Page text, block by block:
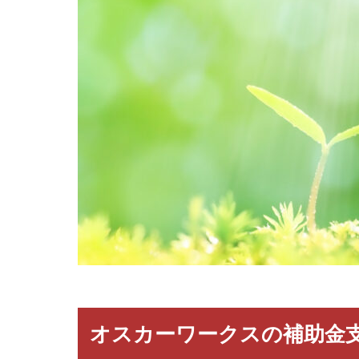
オスカーワークスの補助金